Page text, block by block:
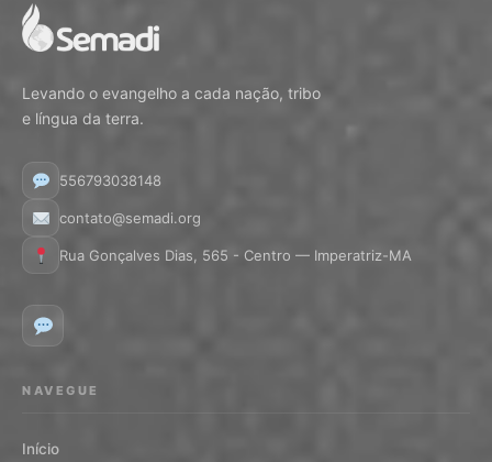
Levando o evangelho a cada nação, tribo
e língua da terra.
556793038148
contato@semadi.org
Rua Gonçalves Dias, 565 - Centro — Imperatriz-MA
NAVEGUE
Início